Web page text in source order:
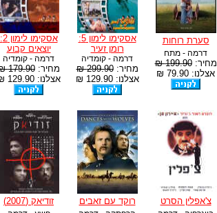
סערת רוחות
דרמה - מתח
מחיר:199.90 ₪
אצלנו: 79.90 ₪
אסקימו לימון 5:
רומן זעיר
דרמה - קומדיה
מחיר:299.90 ₪
אצלנו: 129.90 ₪
אסקימו לימון 2:
יוצאים קבוע
דרמה - קומדיה
מחיר:179.90 ₪
אצלנו: 129.90 ₪
צ'אפלין הסרט רוקד עם זאבים זודיאק (2007)